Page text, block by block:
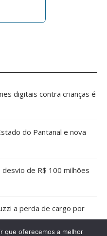
digitais contra crianças é
do Pantanal e nova
de R$ 100 milhões
a perda de cargo por
que oferecemos a melhor